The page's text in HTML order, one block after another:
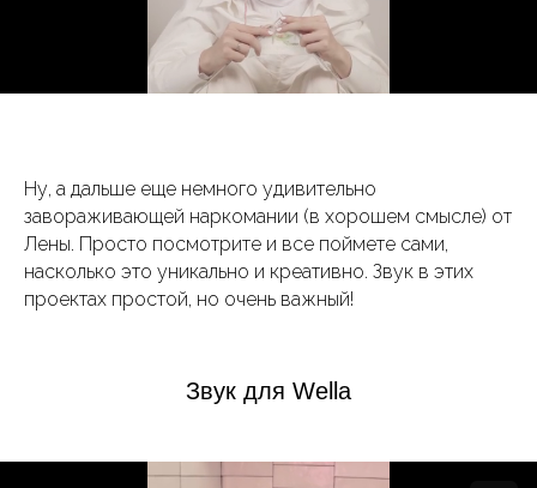
Ну, а дальше еще немного удивительно
завораживающей наркомании (в хорошем смысле) от
Лены. Просто посмотрите и все поймете сами,
насколько это уникально и креативно. Звук в этих
проектах простой, но очень важный!
Звук для Wella